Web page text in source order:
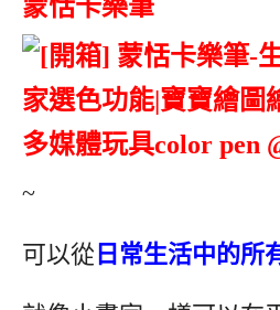
蒙恬卡樂筆
~
可以從 日常生活中的所